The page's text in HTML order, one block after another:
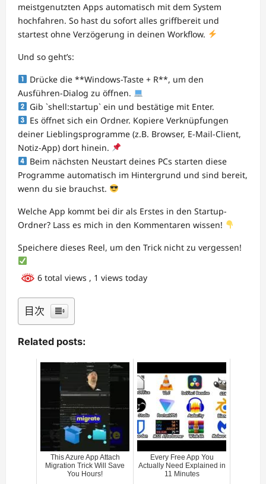
meistgenutzten Apps automatisch mit dem System
hochfahren. So hast du sofort alles griffbereit und
startest ohne Verzögerung in deinen Workflow.
Und so geht’s:
Drücke die **Windows-Taste + R**, um den
Ausführen-Dialog zu öffnen.
Gib `shell:startup` ein und bestätige mit Enter.
Es öffnet sich ein Ordner. Kopiere Verknüpfungen
deiner Lieblingsprogramme (z.B. Browser, E-Mail-Client,
Notiz-App) dort hinein.
Beim nächsten Neustart deines PCs starten diese
Programme automatisch im Hintergrund und sind bereit,
wenn du sie brauchst.
Welche App kommt bei dir als Erstes in den Startup-
Ordner? Lass es mich in den Kommentaren wissen!
Speichere dieses Reel, um den Trick nicht zu vergessen!
6 total views , 1 views today
目次
Related posts:
This Azure App Attach
Migration Trick Will Save
You Hours!
Every Free App You
Actually Need Explained in
11 Minutes